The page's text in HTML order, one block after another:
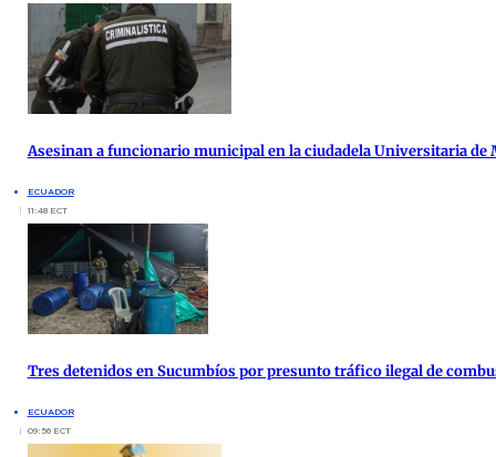
Asesinan a funcionario municipal en la ciudadela Universitaria de
ECUADOR
11:48 ECT
Tres detenidos en Sucumbíos por presunto tráfico ilegal de
ECUADOR
09:56 ECT